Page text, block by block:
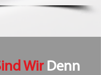
WirDenn